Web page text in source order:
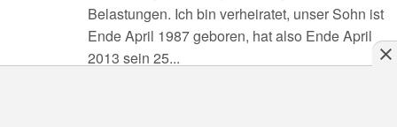
Belastungen. Ich bin verheiratet, unser Sohn ist
Ende April 1987 geboren, hat also Ende April
2013 sein 25...